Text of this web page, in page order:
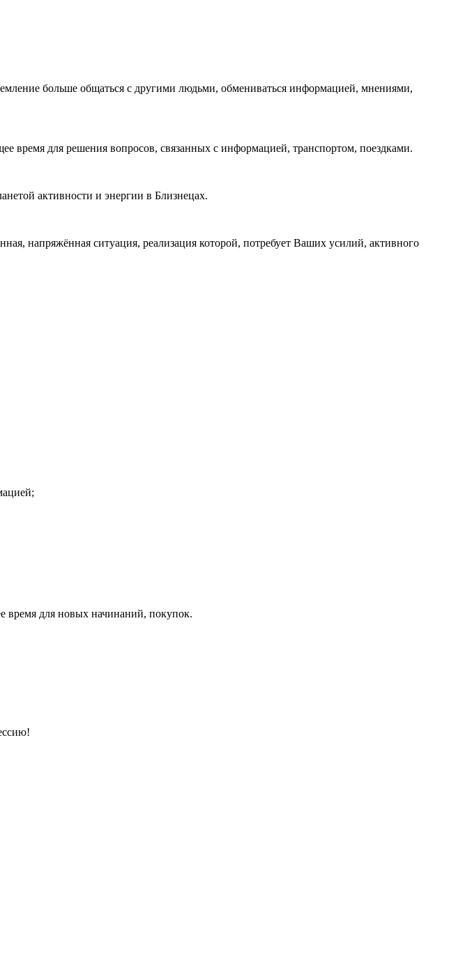
больше общаться с другими людьми, обмениваться информацией, мнениями,
время для решения вопросов, связанных с информацией, транспортом, поездками.
активности и энергии в Близнецах.
напряжённая ситуация, реализация которой, потребует Ваших усилий, активного
время для новых начинаний, покупок.